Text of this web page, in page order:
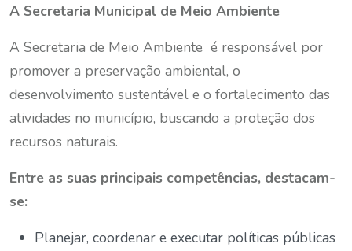
A Secretaria Municipal de Meio Ambiente
A Secretaria de Meio Ambiente é responsável por
promover a preservação ambiental, o
desenvolvimento sustentável e o fortalecimento das
atividades no município, buscando a proteção dos
recursos naturais.
Entre as suas principais competências, destacam-
se:
Planejar, coordenar e executar políticas públicas